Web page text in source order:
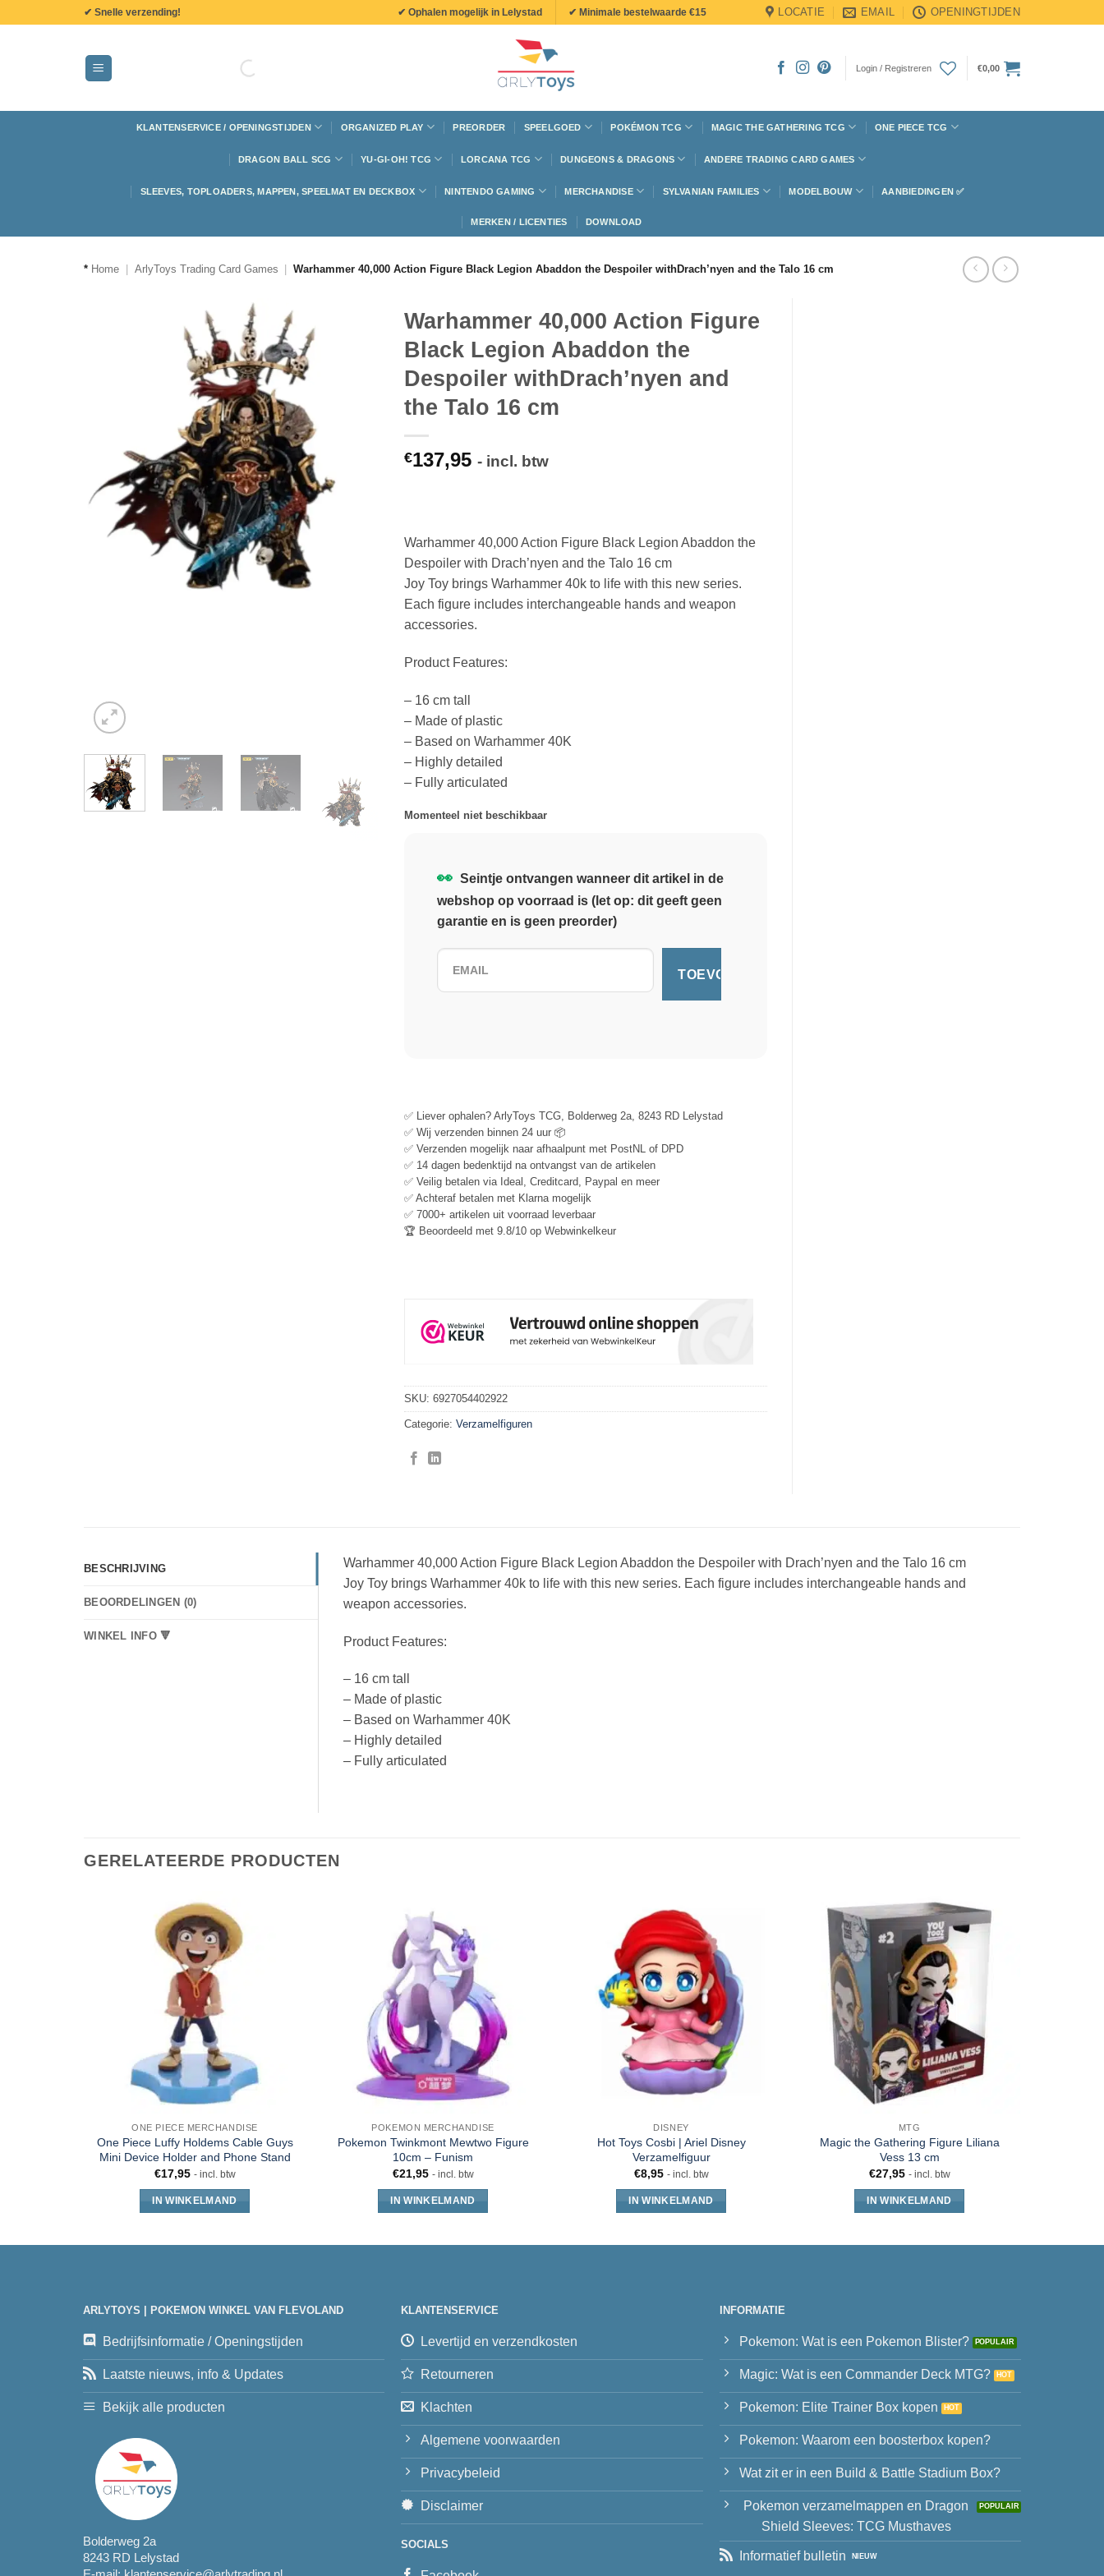
✔ Snelle verzending! ✔ Ophalen mogelijk in Lelystad ✔ Minimale bestelwaarde €15 LOCATIE EMAIL OPENINGTIJDEN
Login / Registreren €0,00
KLANTENSERVICE / OPENINGSTIJDEN ORGANIZED PLAY PREORDER SPEELGOED POKÉMON TCG MAGIC THE GATHERING TCG ONE PIECE TCG
DRAGON BALL SCG YU-GI-OH! TCG LORCANA TCG DUNGEONS & DRAGONS ANDERE TRADING CARD GAMES
SLEEVES, TOPLOADERS, MAPPEN, SPEELMAT EN DECKBOX NINTENDO GAMING MERCHANDISE SYLVANIAN FAMILIES MODELBOUW AANBIEDINGEN ✅
MERKEN / LICENTIES DOWNLOAD
* Home ArlyToys Trading Card Games Warhammer 40,000 Action Figure Black Legion Abaddon the Despoiler withDrach’nyen and the Talo 16 cm
Warhammer 40,000 Action Figure
Black Legion Abaddon the
Despoiler withDrach’nyen and
the Talo 16 cm
€137,95 - incl. btw
Warhammer 40,000 Action Figure Black Legion Abaddon the
Despoiler with Drach’nyen and the Talo 16 cm
Joy Toy brings Warhammer 40k to life with this new series.
Each figure includes interchangeable hands and weapon
accessories.
Product Features:
– 16 cm tall
– Made of plastic
– Based on Warhammer 40K
– Highly detailed
– Fully articulated
Momenteel niet beschikbaar
👀 Seintje ontvangen wanneer dit artikel in de
webshop op voorraad is (let op: dit geeft geen
garantie en is geen preorder)
✅ Liever ophalen? ArlyToys TCG, Bolderweg 2a, 8243 RD Lelystad
✅ Wij verzenden binnen 24 uur 📦
✅ Verzenden mogelijk naar afhaalpunt met PostNL of DPD
✅ 14 dagen bedenktijd na ontvangst van de artikelen
✅ Veilig betalen via Ideal, Creditcard, Paypal en meer
✅ Achteraf betalen met Klarna mogelijk
✅ 7000+ artikelen uit voorraad leverbaar
🏆 Beoordeeld met 9.8/10 op Webwinkelkeur
SKU: 6927054402922
Categorie: Verzamelfiguren
BESCHRIJVING
BEOORDELINGEN (0)
WINKEL INFO 🔻
Warhammer 40,000 Action Figure Black Legion Abaddon the Despoiler with Drach’nyen and the Talo 16 cm
Joy Toy brings Warhammer 40k to life with this new series. Each figure includes interchangeable hands and
weapon accessories.
Product Features:
– 16 cm tall
– Made of plastic
– Based on Warhammer 40K
– Highly detailed
– Fully articulated
GERELATEERDE PRODUCTEN
ONE PIECE MERCHANDISE
One Piece Luffy Holdems Cable Guys
Mini Device Holder and Phone Stand
€17,95 - incl. btw
IN WINKELMAND
POKEMON MERCHANDISE
Pokemon Twinkmont Mewtwo Figure
10cm – Funism
€21,95 - incl. btw
IN WINKELMAND
DISNEY
Hot Toys Cosbi | Ariel Disney
Verzamelfiguur
€8,95 - incl. btw
IN WINKELMAND
MTG
Magic the Gathering Figure Liliana
Vess 13 cm
€27,95 - incl. btw
IN WINKELMAND
ARLYTOYS | POKEMON WINKEL VAN FLEVOLAND
Bedrijfsinformatie / Openingstijden
Laatste nieuws, info & Updates
Bekijk alle producten
Bolderweg 2a
8243 RD Lelystad
KLANTENSERVICE
Levertijd en verzendkosten
Retourneren
Klachten
Algemene voorwaarden
Privacybeleid
Disclaimer
SOCIALS
INFORMATIE
Pokemon: Wat is een Pokemon Blister?
Magic: Wat is een Commander Deck MTG?
Pokemon: Elite Trainer Box kopen
Pokemon: Waarom een boosterbox kopen?
Wat zit er in een Build & Battle Stadium Box?
Pokemon verzamelmappen en Dragon
Shield Sleeves: TCG Musthaves
Informatief bulletin